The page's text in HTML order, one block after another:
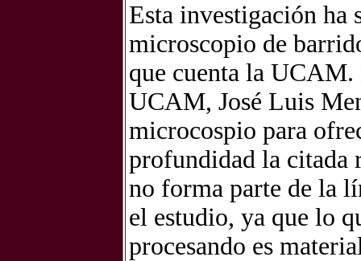
Esta investigación ha
microscopio de
que cuenta la UCAM.
UCAM, José Luis
microcospio para
profundidad la citada
no forma parte de la
el estudio, ya que lo
procesando es